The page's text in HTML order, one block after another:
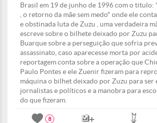
Brasil em 19 de junho de 1996 com o titulo:
, o retorno da mãe sem medo" onde ele
e obstinada luta de Zuzu , uma verdadeira
escreve sobre o bilhete deixado por Zuzu
Buarque sobre a perseguição que sofria
assassinato, caso aparecesse morta por
reportagem conta sobre a operação que
Paulo Pontes e ele Zuenir fizeram para
máquina o bilhet deixado por Zuzu para ser
jornalistas e políticos e a manobra para
do que fizeram.
8